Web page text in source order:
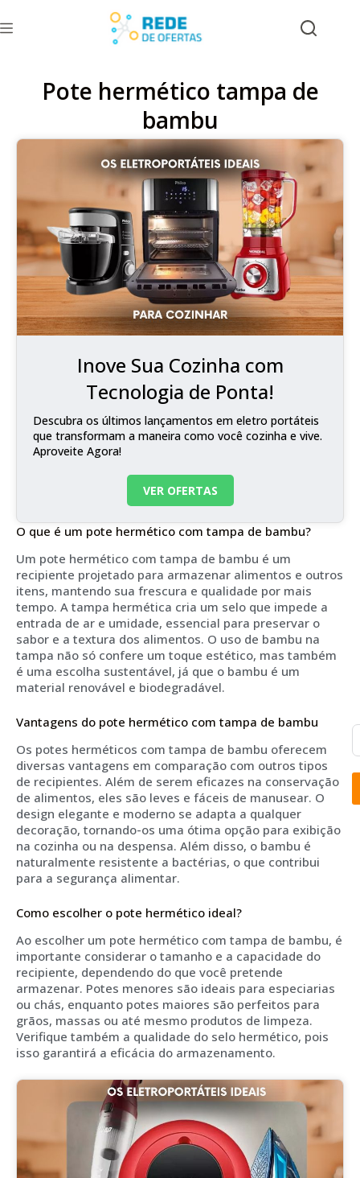
Pote hermético tampa de
bambu
Inove Sua Cozinha com
Tecnologia de Ponta!
Descubra os últimos lançamentos em eletro portáteis
que transformam a maneira como você cozinha e vive.
Aproveite Agora!
VER OFERTAS
O que é um pote hermético com tampa de bambu?
Um pote hermético com tampa de bambu é um
recipiente projetado para armazenar alimentos e outros
itens, mantendo sua frescura e qualidade por mais
tempo. A tampa hermética cria um selo que impede a
entrada de ar e umidade, essencial para preservar o
sabor e a textura dos alimentos. O uso de bambu na
tampa não só confere um toque estético, mas também
é uma escolha sustentável, já que o bambu é um
material renovável e biodegradável.
Vantagens do pote hermético com tampa de bambu
Os potes herméticos com tampa de bambu oferecem
diversas vantagens em comparação com outros tipos
de recipientes. Além de serem eficazes na conservação
de alimentos, eles são leves e fáceis de manusear. O
design elegante e moderno se adapta a qualquer
decoração, tornando-os uma ótima opção para exibição
na cozinha ou na despensa. Além disso, o bambu é
naturalmente resistente a bactérias, o que contribui
para a segurança alimentar.
Como escolher o pote hermético ideal?
Ao escolher um pote hermético com tampa de bambu, é
importante considerar o tamanho e a capacidade do
recipiente, dependendo do que você pretende
armazenar. Potes menores são ideais para especiarias
ou chás, enquanto potes maiores são perfeitos para
grãos, massas ou até mesmo produtos de limpeza.
Verifique também a qualidade do selo hermético, pois
isso garantirá a eficácia do armazenamento.